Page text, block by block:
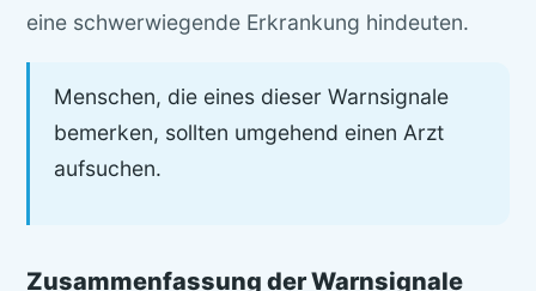
eine schwerwiegende Erkrankung hindeuten.
Menschen, die eines dieser Warnsignale
bemerken, sollten umgehend einen Arzt
aufsuchen.
Zusammenfassung der Warnsignale